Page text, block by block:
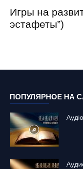
Игры на
эстафеты”)
ПОПУЛЯРНОЕ НА